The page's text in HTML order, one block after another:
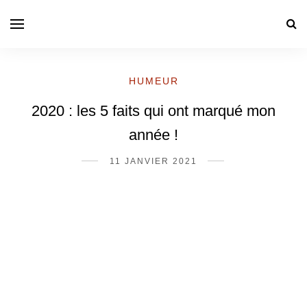
HUMEUR
2020 : les 5 faits qui ont marqué mon
année !
11 JANVIER 2021